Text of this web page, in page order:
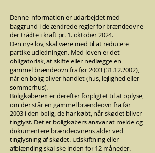
Denne information er udarbejdet med
baggrund i de ændrede regler for brændeovne
der trådte i kraft pr. 1. oktober 2024.
Den nye lov, skal være med til at reducere
partikeludledningen. Med loven er det
obligatorisk, at skifte eller nedlægge en
gammel brændeovn fra før2003 (31.12.2002),
når en bolig bliver handlet (hus, lejlighed eller
sommerhus).
Boligkøberen er derefter forpligtet til at oplyse,
om der står en gammel brændeovn fra før
2003 i den bolig, de har købt, når skødet bliver
tinglyst. Det er boligkøbers ansvar at melde og
dokumentere brændeovnens alder ved
tinglysning af skødet. Udskiftning eller
afblænding skal ske inden for 12 måneder.